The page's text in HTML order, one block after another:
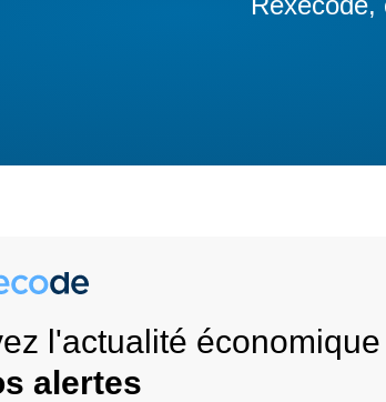
l'actualité économique
alertes